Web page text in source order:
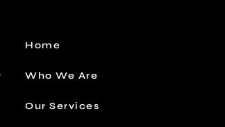
Home
Who We Are
Our Services